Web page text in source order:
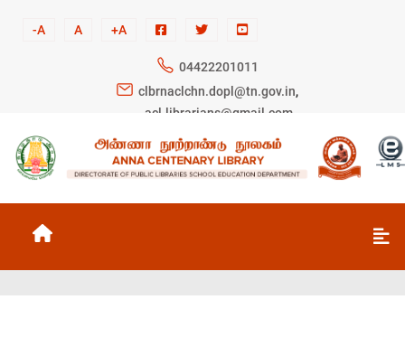
-A A +A
04422201011
clbrnaclchn.dopl@tn.gov.in,
acl.librarians@gmail.com